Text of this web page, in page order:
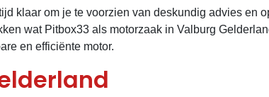
klaar om je te voorzien van deskundig advies en
wat Pitbox33 als motorzaak in Valburg
en efficiënte motor.